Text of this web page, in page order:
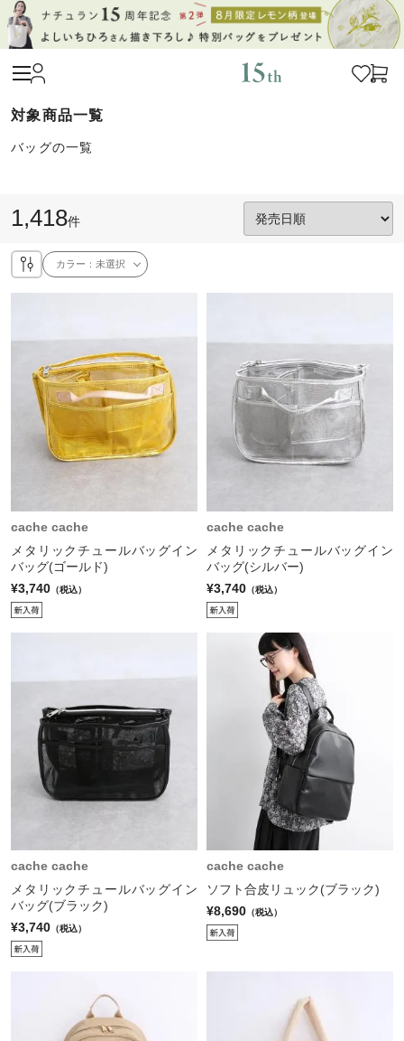
バッグの一覧
1,418件
カラー：未選択
cache cache
メタリックチュールバッグイン
バッグ(ゴールド)
¥3,740 （税込）
cache cache
メタリックチュールバッグイン
バッグ(シルバー)
¥3,740 （税込）
cache cache
メタリックチュールバッグイン
バッグ(ブラック)
¥3,740 （税込）
cache cache
ソフト合皮リュック(ブラック)
¥8,690 （税込）